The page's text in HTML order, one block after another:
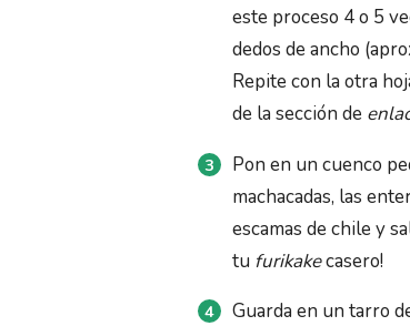
este proceso 4 o 5
dedos de ancho
Repite con la otra
de la sección de
Pon en un cuenco
machacadas, las
escamas de chile y
tu furikakecasero!
Guarda en un tarro